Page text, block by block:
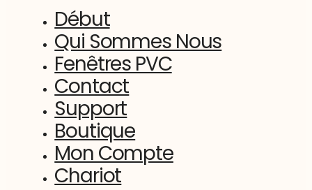
Début
Qui Sommes Nous
Fenêtres PVC
Contact
Support
Boutique
Mon Compte
Chariot